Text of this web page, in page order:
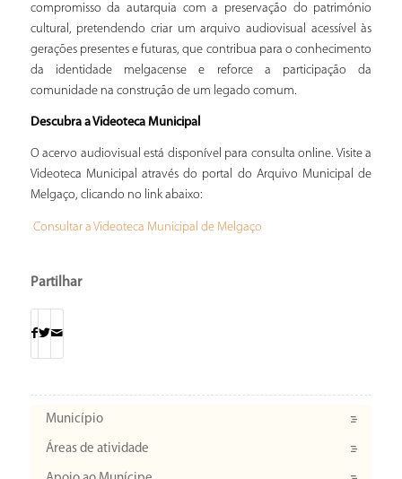
compromisso da autarquia com a preservação do património
cultural, pretendendo criar um arquivo audiovisual acessível às
gerações presentes e futuras, que contribua para o conhecimento
da identidade melgacense e reforce a participação da
comunidade na construção de um legado comum.
Descubra a Videoteca Municipal
O acervo audiovisual está disponível para consulta online. Visite a
Videoteca Municipal através do portal do Arquivo Municipal de
Melgaço, clicando no link abaixo:
Consultar a Videoteca Municipal de Melgaço
Partilhar
Município
Áreas de atividade